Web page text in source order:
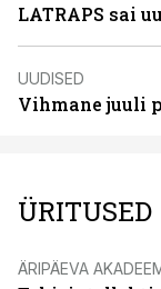
LATRAPS sai
UUDISED
Vihmane juuli
ÜRITUSED
ÄRIPÄEVA